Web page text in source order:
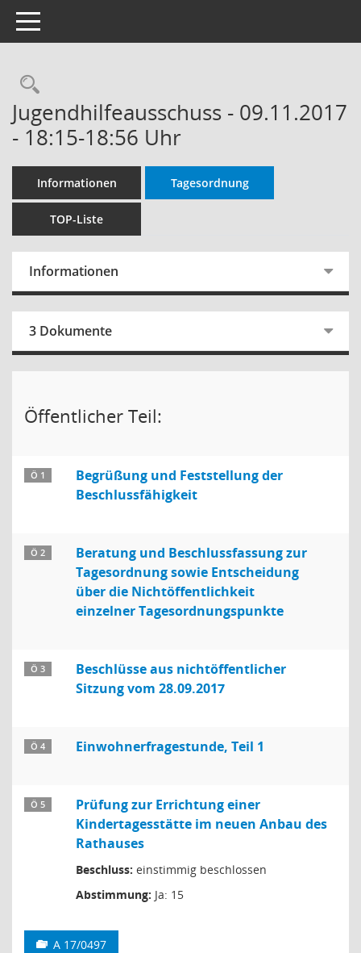
Toggle navigation
Rechercheauswahl
Jugendhilfeausschuss - 09.11.2017
- 18:15-18:56 Uhr
Informationen Tagesordnung
TOP-Liste
Informationen
3 Dokumente
Öffentlicher Teil:
Ö 1
Begrüßung und Feststellung der
Beschlussfähigkeit
Ö 2
Beratung und Beschlussfassung zur
Tagesordnung sowie Entscheidung
über die Nichtöffentlichkeit
einzelner Tagesordnungspunkte
Ö 3
Beschlüsse aus nichtöffentlicher
Sitzung vom 28.09.2017
Ö 4 Einwohnerfragestunde, Teil 1
Ö 5
Prüfung zur Errichtung einer
Kindertagesstätte im neuen Anbau des
Rathauses
Beschluss: einstimmig beschlossen
Abstimmung: Ja: 15
A 17/0497